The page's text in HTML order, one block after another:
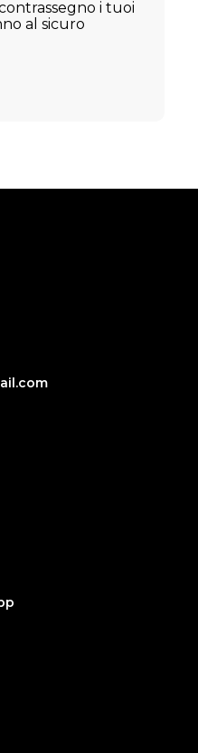
i tuoi
al sicuro